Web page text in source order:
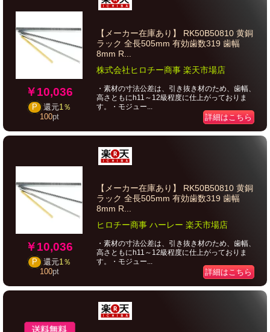
￥10,036
P 還元1％
100pt
【メーカー在庫あり】 RK50B50810 黄銅
ラック 全長505mm 有効歯数319 歯幅
8mm R...
株式会社ヒロチー商事 楽天市場店
・素材の寸法公差は、引き抜き材のため、歯幅、
高さともにh11～12級程度に仕上がっておりま
す。・モジュー...
詳細はこちら
￥10,036
P 還元1％
100pt
【メーカー在庫あり】 RK50B50810 黄銅
ラック 全長505mm 有効歯数319 歯幅
8mm R...
ヒロチー商事 ハーレー 楽天市場店
・素材の寸法公差は、引き抜き材のため、歯幅、
高さともにh11～12級程度に仕上がっておりま
す。・モジュー...
詳細はこちら